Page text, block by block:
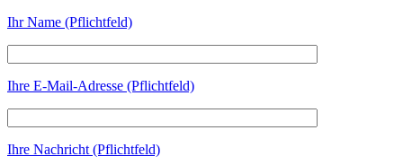
Ihr Name (Pflichtfeld)
Ihre E-Mail-Adresse (Pflichtfeld)
Ihre Nachricht (Pflichtfeld)